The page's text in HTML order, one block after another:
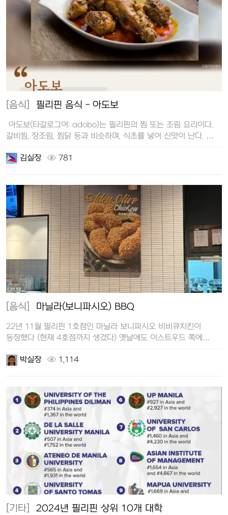
[음식] 필리핀 음식 - 아도보
아도보(타갈로그어: adobo)는 필리핀의 찜 또는 조림 요리이다.
갈비찜, 장조림, 찜닭 등과 비슷하며, 식초를 넣어 신맛이 난다. …
김실장 781
[음식] 마닐라(보니파시오) BBQ
22년 11월 필리핀 1호점인 마닐라 보니파시오 비비큐치킨이
등장했다 (현재 4호점까지 생겼다) 옛날에도 이스트우드 쪽에
박실장
1,114
[기타] 2024년 필리핀 상위 10개 대학